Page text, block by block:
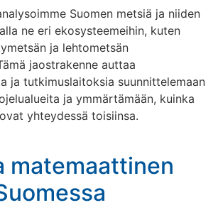
Suomen metsiä ja niiden
ne eri ekosysteemeihin, kuten
ja lehtometsän
jaostrakenne auttaa
ja tutkimuslaitoksia suunnittelemaan
ja ymmärtämään, kuinka
yhteydessä toisiinsa.
matemaattinen